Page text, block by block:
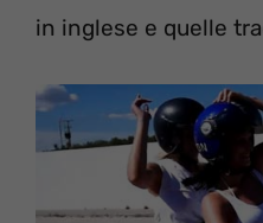
in inglese e quelle